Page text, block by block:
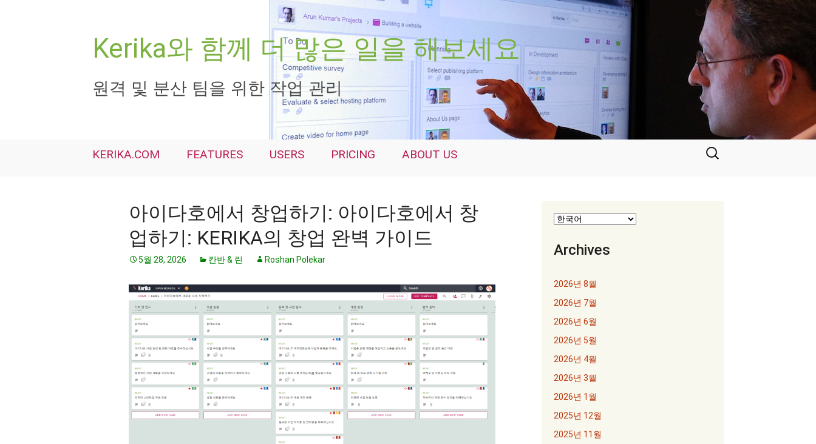
Kerika와 함께 더 많은 일을 해보세요
원격 및 분산 팀을 위한 작업 관리
KERIKA.COM FEATURES USERS PRICING ABOUT US
검
색:
아이다호에서 창업하기: 아이다호에서 창
업하기: KERIKA의 창업 완벽 가이드
5월 28, 2026 칸반 & 린 Roshan Polekar
Archives
2026년 8월
2026년 7월
2026년 6월
2026년 5월
2026년 4월
2026년 3월
2026년 1월
2025년 12월
2025년 11월